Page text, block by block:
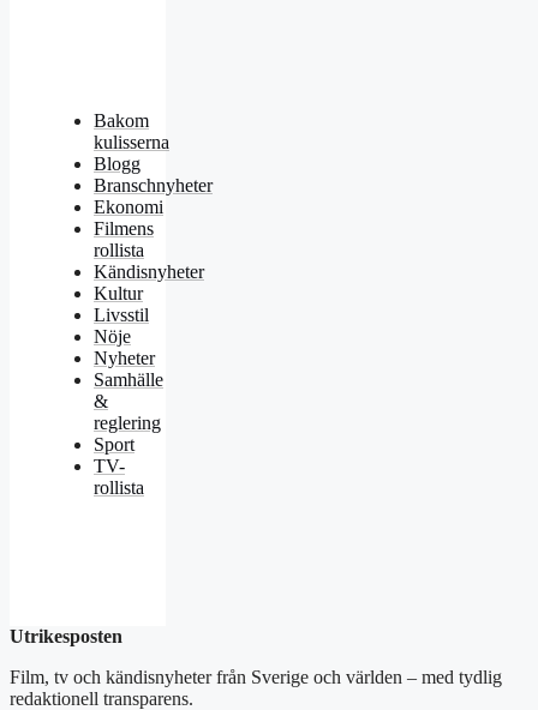
Bakom
kulisserna
Blogg
Branschnyheter
Ekonomi
Filmens
rollista
Kändisnyheter
Kultur
Livsstil
Nöje
Nyheter
Samhälle
&
reglering
Sport
TV-
rollista
Utrikesposten
Film, tv och kändisnyheter från Sverige och världen – med tydlig
redaktionell transparens.